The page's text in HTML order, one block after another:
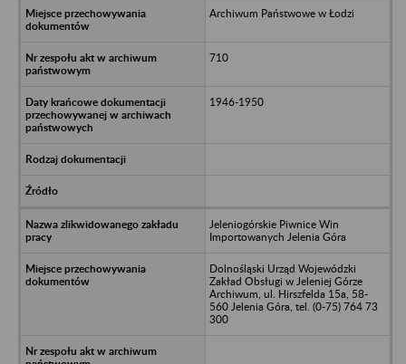
Archiwum Państwowe w Łodzi
710
1946-1950
Jeleniogórskie Piwnice Win
Importowanych Jelenia Góra
Dolnośląski Urząd Wojewódzki
Zakład Obsługi w Jeleniej Górze
Archiwum, ul. Hirszfelda 15a, 58-
560 Jelenia Góra, tel. (0-75) 764 73
300